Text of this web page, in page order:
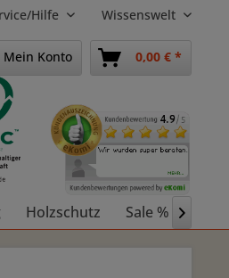
Hilfe Wissenswelt
Mein Konto 0,00 € *
Holzschutz Sale % 